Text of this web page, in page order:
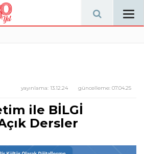
güncelleme: 07.04.25
yayınlama: 13.12.24
ile BİLGİ
Dersler